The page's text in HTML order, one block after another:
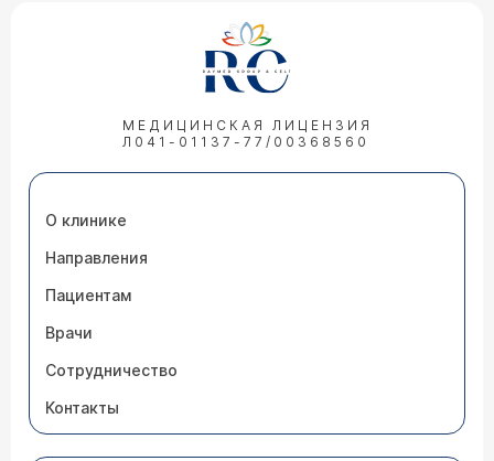
МЕДИЦИНСКАЯ ЛИЦЕНЗИЯ
Л041-01137-77/00368560
О клинике
Направления
Пациентам
Врачи
Сотрудничество
Контакты